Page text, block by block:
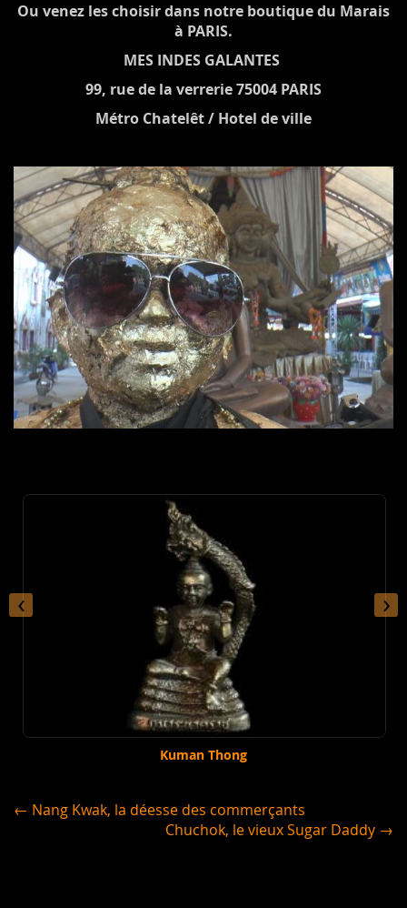
Ou venez les choisir dans notre boutique du Marais
à PARIS.
MES INDES GALANTES
99, rue de la verrerie 75004 PARIS
Métro Chatelêt / Hotel de ville
Kuman Thong
‹ ›
← Nang Kwak, la déesse des commerçants
Chuchok, le vieux Sugar Daddy →